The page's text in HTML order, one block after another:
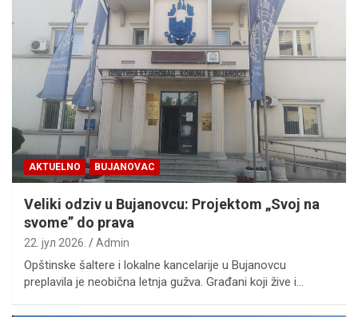
AKTUELNO BUJANOVAC
Veliki odziv u Bujanovcu: Projektom „Svoj na
svome” do prava
22. јул 2026. Admin
Opštinske šaltere i lokalne kancelarije u Bujanovcu
preplavila je neobična letnja gužva. Građani koji žive i…